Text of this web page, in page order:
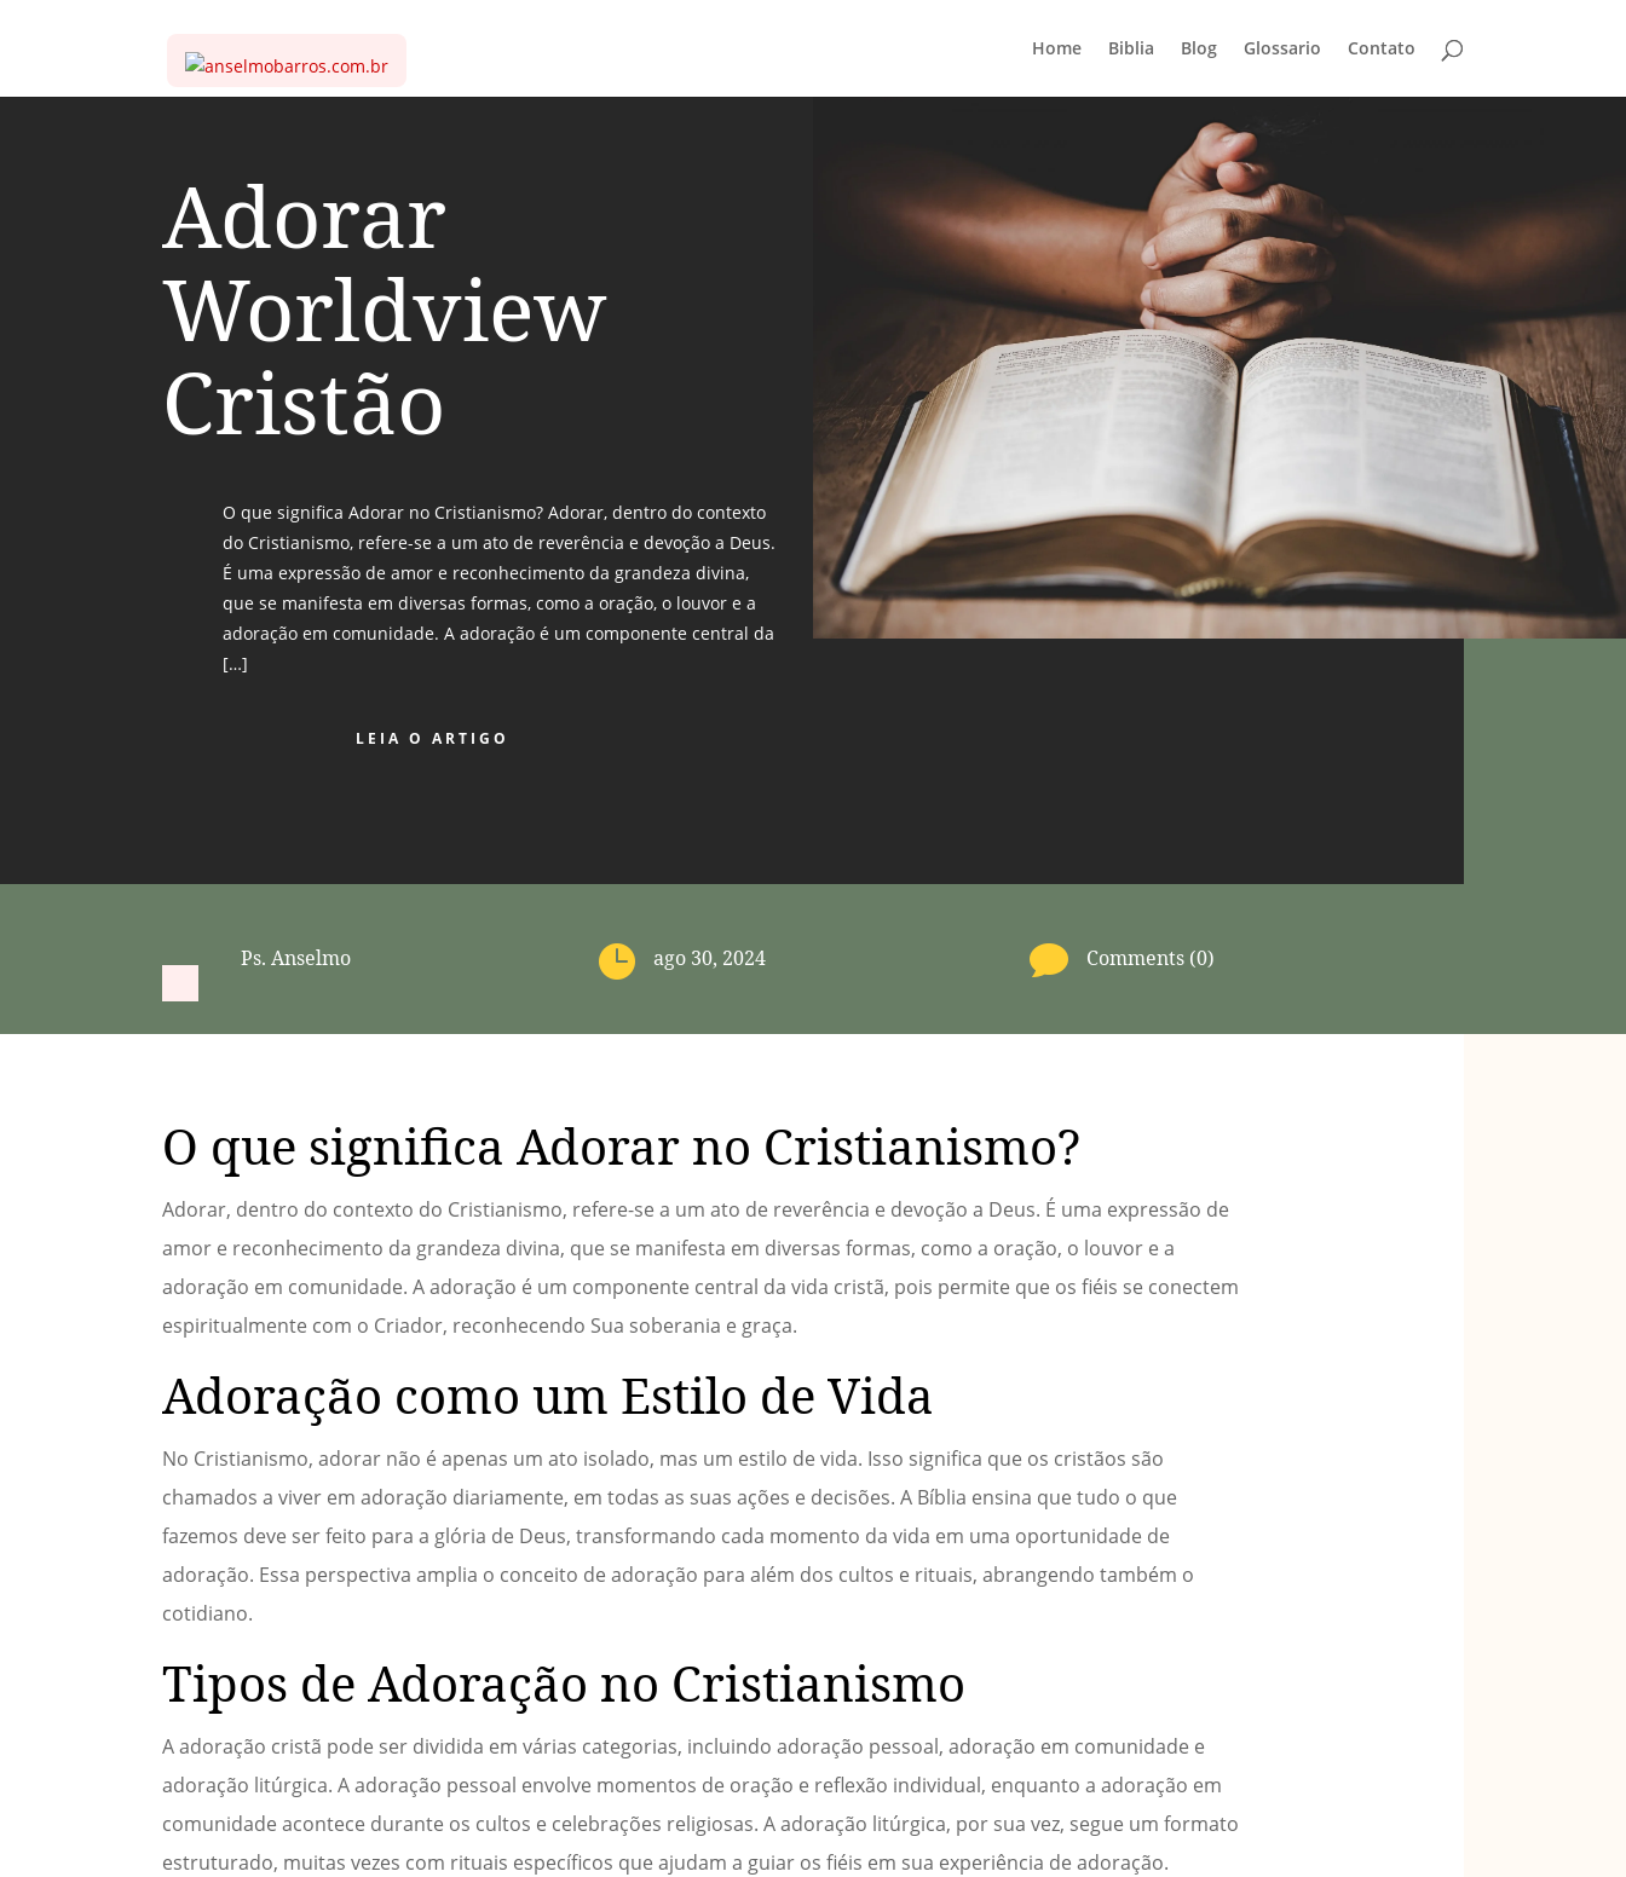
Home Biblia Blog Glossario Contato
Adorar
Worldview
Cristão
O que significa Adorar no Cristianismo? Adorar, dentro do contexto
do Cristianismo, refere-se a um ato de reverência e devoção a Deus.
É uma expressão de amor e reconhecimento da grandeza divina,
que se manifesta em diversas formas, como a oração, o louvor e a
adoração em comunidade. A adoração é um componente central da
[…]
LEIA O ARTIGO
Ps. Anselmo  ago 30, 2024  Comments (0)
O que significa Adorar no Cristianismo?
Adorar, dentro do contexto do Cristianismo, refere-se a um ato de reverência e devoção a Deus. É uma expressão de
amor e reconhecimento da grandeza divina, que se manifesta em diversas formas, como a oração, o louvor e a
adoração em comunidade. A adoração é um componente central da vida cristã, pois permite que os fiéis se conectem
espiritualmente com o Criador, reconhecendo Sua soberania e graça.
Adoração como um Estilo de Vida
No Cristianismo, adorar não é apenas um ato isolado, mas um estilo de vida. Isso significa que os cristãos são
chamados a viver em adoração diariamente, em todas as suas ações e decisões. A Bíblia ensina que tudo o que
fazemos deve ser feito para a glória de Deus, transformando cada momento da vida em uma oportunidade de
adoração. Essa perspectiva amplia o conceito de adoração para além dos cultos e rituais, abrangendo também o
cotidiano.
Tipos de Adoração no Cristianismo
A adoração cristã pode ser dividida em várias categorias, incluindo adoração pessoal, adoração em comunidade e
adoração litúrgica. A adoração pessoal envolve momentos de oração e reflexão individual, enquanto a adoração em
comunidade acontece durante os cultos e celebrações religiosas. A adoração litúrgica, por sua vez, segue um formato
estruturado, muitas vezes com rituais específicos que ajudam a guiar os fiéis em sua experiência de adoração.